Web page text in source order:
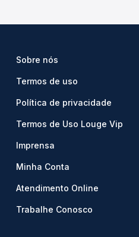
Sobre nós
Termos de uso
Política de privacidade
Termos de Uso Louge Vip
Imprensa
Minha Conta
Atendimento Online
Trabalhe Conosco